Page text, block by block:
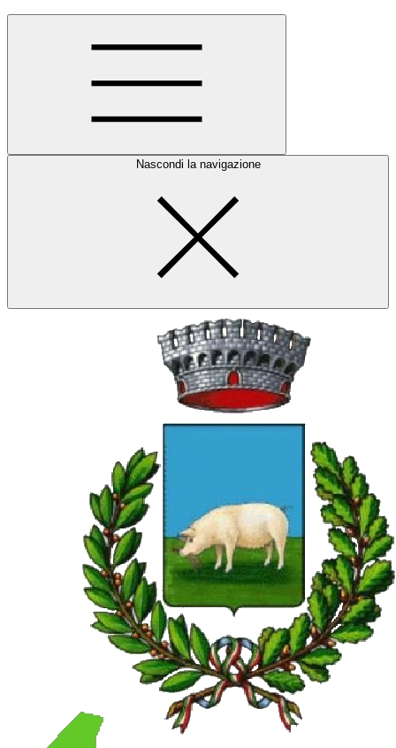
Nascondi la navigazione